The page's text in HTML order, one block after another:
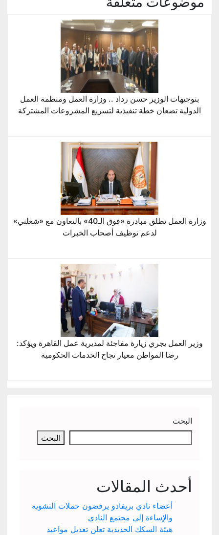
بتوجيهات الوزير حسن رداد .. وزارة العمل ومنظمة العمل
الدولية تضعان خطة تنفيذية لتسريع المشروعات المشتركة
وزارة العمل تطلق مبادرة «فوق الـ40» بالتعاون مع «شغلني»
لدعم توظيف أصحاب الخبرات
وزير العمل يجري زيارة مفاجئة لمديرية عمل القاهرة ويؤكد:
رضا المواطن معيار نجاح الخدمات الحكومية
البحث
البحث
أحدث المقالات
أعضاء نادي بريفادو يرفضون حملات التشويه
والإساءة إلى مجتمع النادي
هيئة السكك الحديدية تعلن تعديل مواعيد